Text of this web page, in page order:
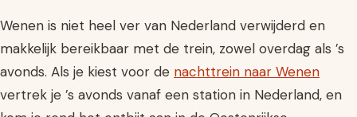
Wenen is niet heel ver van Nederland verwijderd en
makkelijk bereikbaar met de trein, zowel overdag als ’s
avonds. Als je kiest voor de nachttrein naar Wenen
vertrek je ’s avonds vanaf een station in Nederland, en